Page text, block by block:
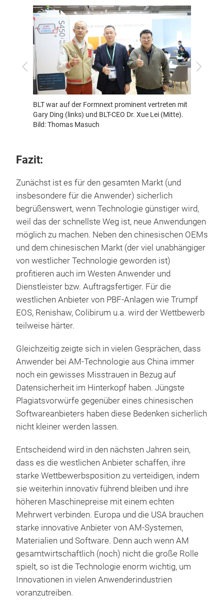
Zurück Vor
BLT war auf der Formnext prominent vertreten mit
Gary Ding (links) und BLT-CEO Dr. Xue Lei (Mitte).
Bild: Thomas Masuch
Fazit:
Zunächst ist es für den gesamten Markt (und
insbesondere für die Anwender) sicherlich
begrüßenswert, wenn Technologie günstiger wird,
weil das der schnellste Weg ist, neue Anwendungen
möglich zu machen. Neben den chinesischen OEMs
und dem chinesischen Markt (der viel unabhängiger
von westlicher Technologie geworden ist)
profitieren auch im Westen Anwender und
Dienstleister bzw. Auftragsfertiger. Für die
westlichen Anbieter von PBF-Anlagen wie Trumpf
EOS, Renishaw, Colibirum u.a. wird der Wettbewerb
teilweise härter.
Gleichzeitig zeigte sich in vielen Gesprächen, dass
Anwender bei AM-Technologie aus China immer
noch ein gewisses Misstrauen in Bezug auf
Datensicherheit im Hinterkopf haben. Jüngste
Plagiatsvorwürfe gegenüber eines chinesischen
Softwareanbieters haben diese Bedenken sicherlich
nicht kleiner werden lassen.
Entscheidend wird in den nächsten Jahren sein,
dass es die westlichen Anbieter schaffen, ihre
starke Wettbewerbsposition zu verteidigen, indem
sie weiterhin innovativ führend bleiben und ihre
höheren Maschinepreise mit einem echten
Mehrwert verbinden. Europa und die USA brauchen
starke innovative Anbieter von AM-Systemen,
Materialien und Software. Denn auch wenn AM
gesamtwirtschaftlich (noch) nicht die große Rolle
spielt, so ist die Technologie enorm wichtig, um
Innovationen in vielen Anwenderindustrien
voranzutreiben.